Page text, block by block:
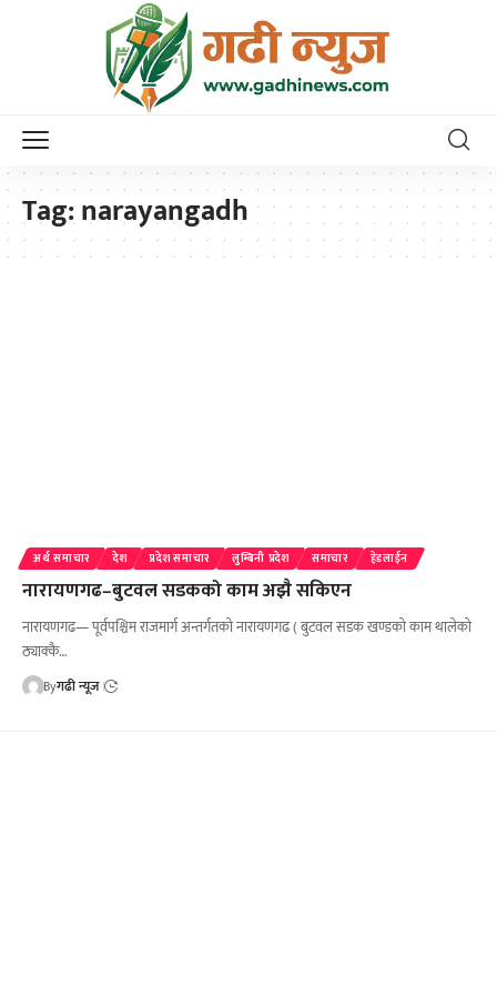
Tag:narayangadh
अर्थ समाचार देश प्रदेश समाचार लुम्बिनी प्रदेश समाचार हेडलाईन
नारायणगढ–बुटवल सडकको काम अझै सकिएन
नारायणगढ— पूर्वपश्चिम राजमार्ग अन्तर्गतको नारायणगढ ( बुटवल सडक खण्डको काम थालेको
ठ्याक्कै…
Byगढी न्यूज